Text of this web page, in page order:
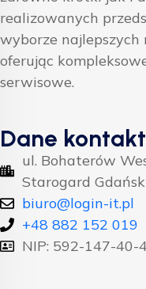
realizowanych
wyborze
oferując
serwisowe.
Dane
ul. Bohaterów
Starogard
biuro@login-it.pl
+48 882 152 019
NIP: 592-147-40-